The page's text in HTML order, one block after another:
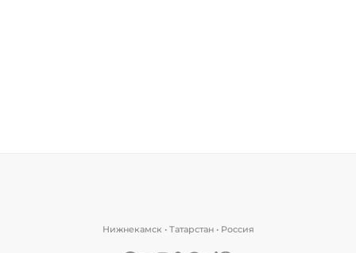
Нижнекамск • Татарстан • Россия